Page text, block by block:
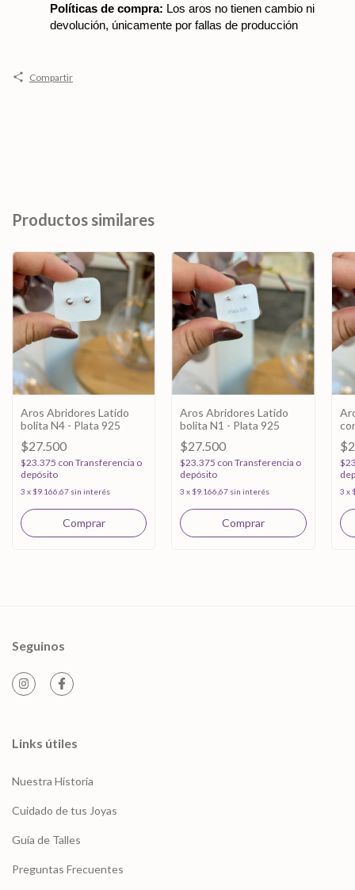
Políticas de compra: Los aros no tienen cambio ni
devolución, únicamente por fallas de producción
Compartir
Productos similares
Aros Abridores Latido
bolita N4 - Plata 925
$27.500
$23.375 con Transferencia o
depósito
3 x $9.166,67 sin interés
Aros Abridores Latido
bolita N1 - Plata 925
$27.500
$23.375 con Transferencia o
depósito
3 x $9.166,67 sin interés 3 x
Seguinos
Links útiles
Nuestra Historia
Cuidado de tus Joyas
Guía de Talles
Preguntas Frecuentes